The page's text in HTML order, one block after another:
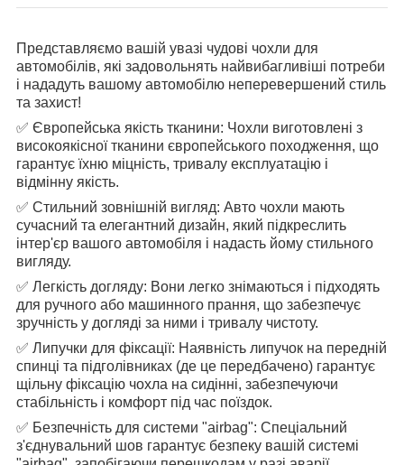
Представляємо вашій увазі чудові чохли для
автомобілів, які задовольнять найвибагливіші потреби
і нададуть вашому автомобілю неперевершений стиль
та захист!
✅ Європейська якість тканини: Чохли виготовлені з
високоякісної тканини європейського походження, що
гарантує їхню міцність, тривалу експлуатацію і
відмінну якість.
✅ Стильний зовнішній вигляд: Авто чохли мають
сучасний та елегантний дизайн, який підкреслить
інтер'єр вашого автомобіля і надасть йому стильного
вигляду.
✅ Легкість догляду: Вони легко знімаються і підходять
для ручного або машинного прання, що забезпечує
зручність у догляді за ними і тривалу чистоту.
✅ Липучки для фіксації: Наявність липучок на передній
спинці та підголівниках (де це передбачено) гарантує
щільну фіксацію чохла на сидінні, забезпечуючи
стабільність і комфорт під час поїздок.
✅ Безпечність для системи "airbag": Спеціальний
з'єднувальний шов гарантує безпеку вашій системі